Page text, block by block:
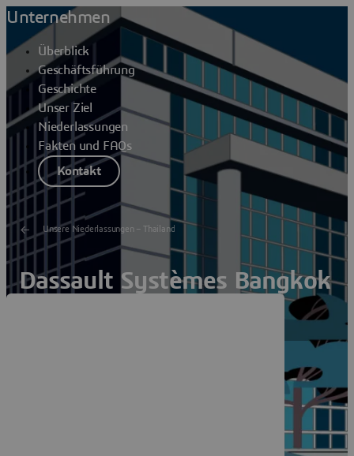
Unternehmen
Überblick
Geschäftsführung
Geschichte
Unser Ziel
Niederlassungen
Fakten und FAQs
Kontakt
Unsere Niederlassungen – Thailand
Dassault Systèmes Bangkok